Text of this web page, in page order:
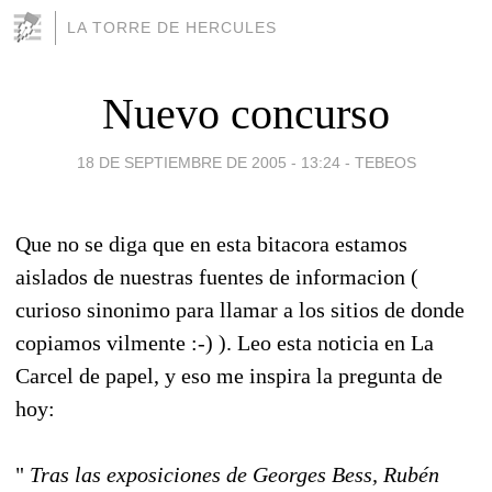
LA TORRE DE HERCULES
Nuevo concurso
18 DE SEPTIEMBRE DE 2005 - 13:24 - TEBEOS
Que no se diga que en esta bitacora estamos
aislados de nuestras fuentes de informacion (
curioso sinonimo para llamar a los sitios de donde
copiamos vilmente :-) ). Leo esta noticia en La
Carcel de papel, y eso me inspira la pregunta de
hoy:
" Tras las exposiciones de Georges Bess, Rubén